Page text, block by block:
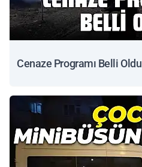
Cenaze Programı Belli Oldu